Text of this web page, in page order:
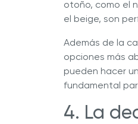
otoño, como el
el beige, son
Además de la
opciones más
pueden hacer
fundamental
4. La